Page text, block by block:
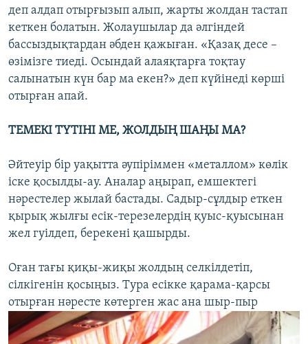
деп алдап отырғызып алып, жарты жолдан тастап
кеткен болатын. Жолаушылар да әлгіндей
бассыздықтардан әбден қажыған. «Қазақ десе –
өзімізге тиеді. Осындай алаяқтарға тоқтау
салынатын күн бар ма екен?» деп күйінеді көрші
отырған апай.
ТЕМЕКІ ТҮТІНІ МЕ, ЖОЛДЫҢ ШАҢЫ МА?
Әйтеуір бір уақытта әупіріммен «металлом» көлік
іске қосылды-ау. Аналар аңырап, емшектегі
нәрестелер жылай бастады. Садыр-сұлдыр еткен
қырық жылғы есік-терезелердің қуыс-қуысынан
жел гуілдеп, берекені қашырды.
Оған тағы қиқы-жиқы жолдың селкілдетіп,
сілкігенін қосыңыз. Тура есікке қарама-қарсы
отырған нәресте көтерген жас ана шыр-пыр